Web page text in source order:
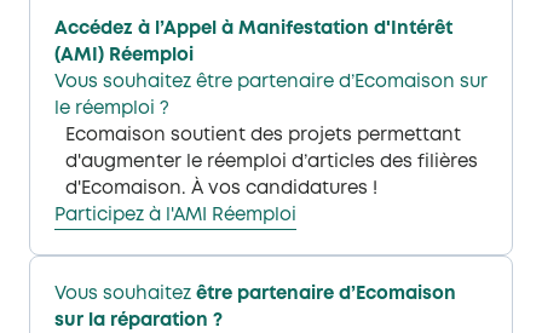
Accédez à l’Appel à Manifestation d'Intérêt
(AMI) Réemploi​
Vous souhaitez être partenaire d’Ecomaison sur
le réemploi​ ?
Ecomaison soutient des projets permettant
d'augmenter le réemploi d’articles des filières
d'Ecomaison. À vos candidatures !​
Participez à l'AMI Réemploi​
Vous souhaitez être partenaire d’Ecomaison
sur la réparation​ ?